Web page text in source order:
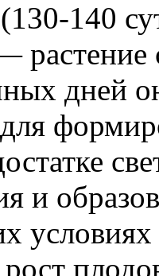
140
дней
и